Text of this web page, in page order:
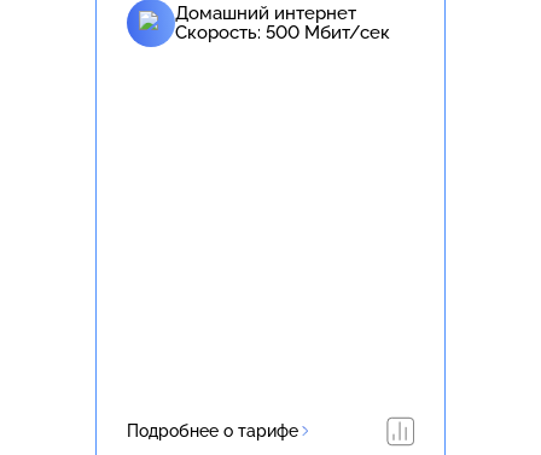
Домашний интернет
Скорость: 500 Мбит/сек
Подробнее о тарифе